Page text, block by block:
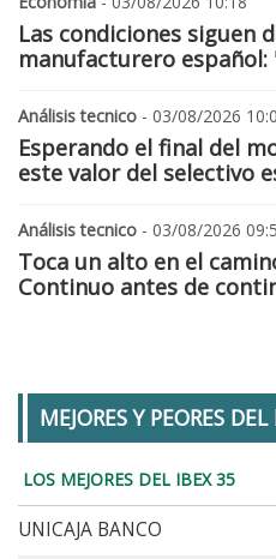
Las condiciones siguen
manufacturero
Análisis tecnico - 03/08/2026
Esperando el final del
este valor del selectivo
Análisis tecnico - 03/08/2026
Toca un alto en el
Continuo antes de
MEJORES Y PEORES
LOS MEJORES DEL IBEX 35
UNICAJA BANCO